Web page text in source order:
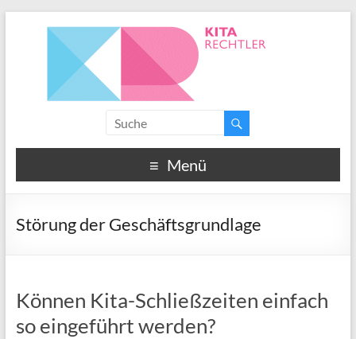
Menü
Störung der Geschäftsgrundlage
Können Kita-Schließzeiten einfach
so eingeführt werden?